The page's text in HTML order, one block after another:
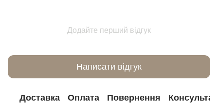
Додайте перший відгук
Написати відгук
Доставка Оплата Повернення